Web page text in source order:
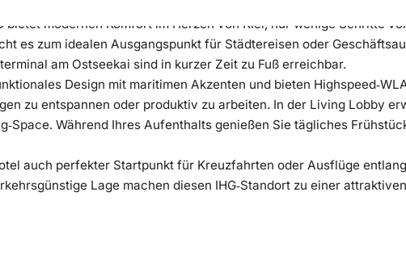
bietet modernen Komfort im Herzen von Kiel, nur wenige Schritte
es zum idealen Ausgangspunkt für Städtereisen oder
am Ostseekai sind in kurzer Zeit zu Fuß erreichbar.
Design mit maritimen Akzenten und bieten
zu entspannen oder produktiv zu arbeiten. In der Living Lobby
Während Ihres Aufenthalts genießen Sie tägliches
auch perfekter Startpunkt für Kreuzfahrten oder Ausflüge
Lage machen diesen IHG‑Standort zu einer